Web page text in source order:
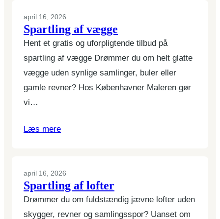
april 16, 2026
Spartling af vægge
Hent et gratis og uforpligtende tilbud på
spartling af vægge Drømmer du om helt glatte
vægge uden synlige samlinger, buler eller
gamle revner? Hos Københavner Maleren gør
vi…
Læs mere
april 16, 2026
Spartling af lofter
Drømmer du om fuldstændig jævne lofter uden
skygger, revner og samlingsspor? Uanset om